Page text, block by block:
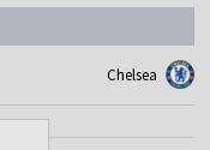
Chelsea